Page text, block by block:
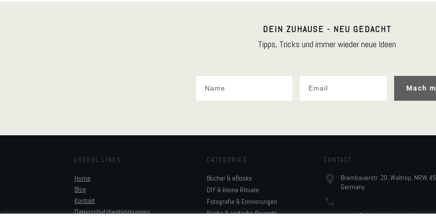
DEIN ZUHAUSE - NEU GEDACHT
Tipps, Tricks und immer wieder neue Ideen
Mach
USEFUL LINKS
Home
Blog
Kontakt
Datenschutzbestimmungen
CATEGORIES
Bücher & eBooks
DIY & kleine Rituale
Fotografie & Erinnerungen
Küche & einfache Rezepte
CONTACT
Brambauerstr. 20, Waltrop, NRW,
Germany
monja@digidesignresort.de